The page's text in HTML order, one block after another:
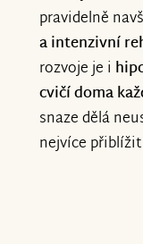
pravidelně
a intenzivní
rozvoje je i
cvičí doma
snaze dělá
nejvíce